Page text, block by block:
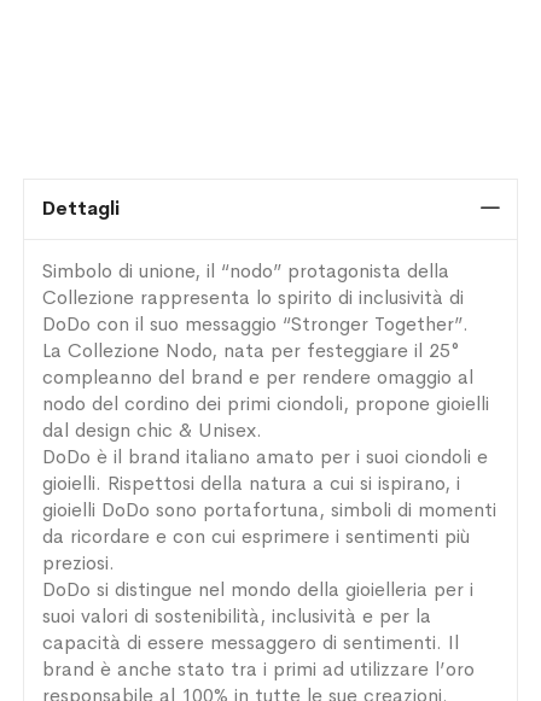
Dettagli
Simbolo di unione, il “nodo” protagonista della
Collezione rappresenta lo spirito di inclusività di
DoDo con il suo messaggio “Stronger Together”.
La Collezione Nodo, nata per festeggiare il 25°
compleanno del brand e per rendere omaggio al
nodo del cordino dei primi ciondoli, propone gioielli
dal design chic & Unisex.
DoDo è il brand italiano amato per i suoi ciondoli e
gioielli. Rispettosi della natura a cui si ispirano, i
gioielli DoDo sono portafortuna, simboli di momenti
da ricordare e con cui esprimere i sentimenti più
preziosi.
DoDo si distingue nel mondo della gioielleria per i
suoi valori di sostenibilità, inclusività e per la
capacità di essere messaggero di sentimenti. Il
brand è anche stato tra i primi ad utilizzare l’oro
responsabile al 100% in tutte le sue creazioni.